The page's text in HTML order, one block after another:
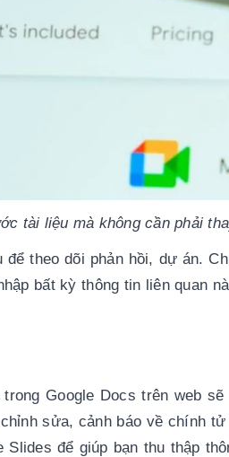
tài liệu mà không cần phải
theo dõi phản hồi, dự án.
bất kỳ thông tin liên quan
Google Docs trên web sẽ
sửa, cảnh báo về chính
để giúp bạn thu thập